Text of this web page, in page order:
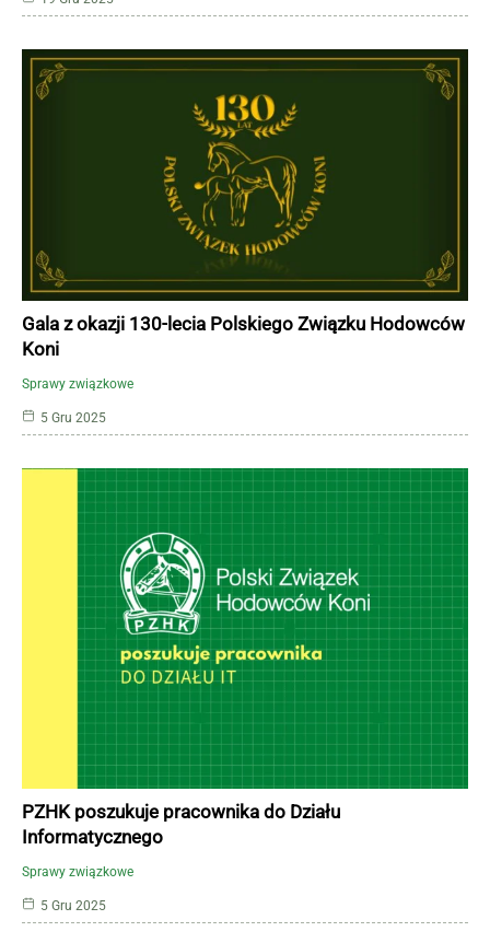
Sprawy związkowe
Gala z okazji 130-lecia Polskiego Związku Hodowców
Koni
5 Gru 2025
Sprawy związkowe
PZHK poszukuje pracownika do Działu
Informatycznego
5 Gru 2025